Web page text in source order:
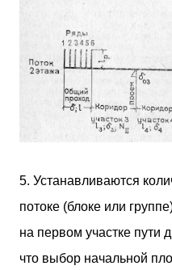
5. Устанавливаются
потоке (блоке или
на первом участке пути
что выбор начальной